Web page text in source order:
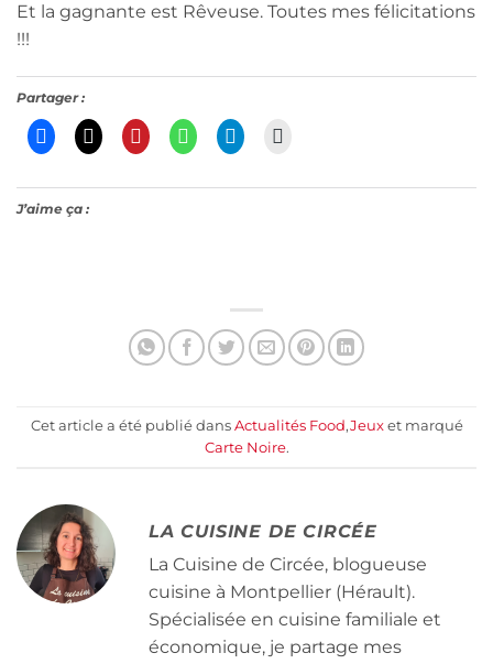
Et la gagnante est Rêveuse. Toutes mes félicitations
!!!
Partager :
J’aime ça :
Cet article a été publié dans Actualités Food,Jeuxet marqué
Carte Noire.
LA CUISINE DE CIRCÉE
La Cuisine de Circée, blogueuse
cuisine à Montpellier (Hérault).
Spécialisée en cuisine familiale et
économique, je partage mes